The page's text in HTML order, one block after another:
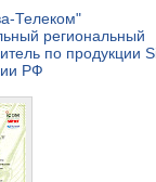
Телеком"
региональный
по продукции
РФ